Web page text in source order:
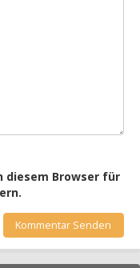
diesem Browser für